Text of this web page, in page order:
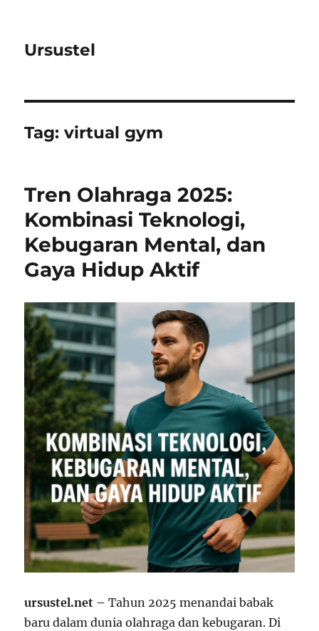
Ursustel
Tag:virtual gym
Tren Olahraga 2025:
Kombinasi Teknologi,
Kebugaran Mental, dan
Gaya Hidup Aktif
ursustel.net –Tahun 2025 menandai babak
baru dalam dunia olahraga dan kebugaran. Di